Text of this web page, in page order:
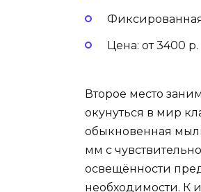
Цена: от 3400 р.
Второе место
окунуться в мир
обыкновенная
мм с
освещённости
необходимости. К